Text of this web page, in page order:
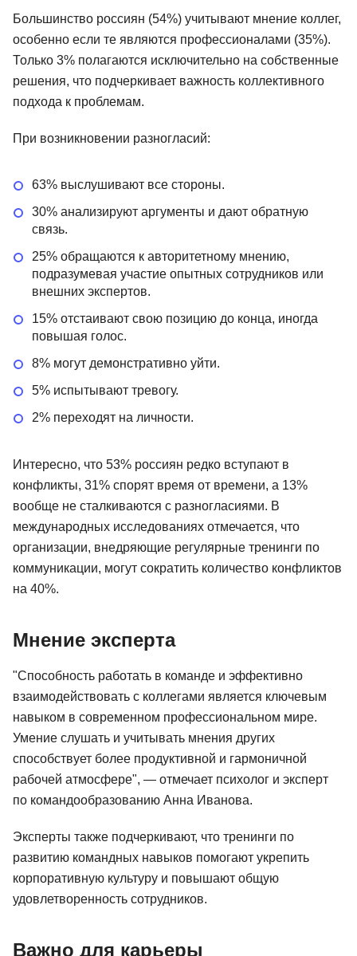
Большинство россиян (54%) учитывают мнение коллег,
особенно если те являются профессионалами (35%).
Только 3% полагаются исключительно на собственные
решения, что подчеркивает важность коллективного
подхода к проблемам.
При возникновении разногласий:
63% выслушивают все стороны.
30% анализируют аргументы и дают обратную
связь.
25% обращаются к авторитетному мнению,
подразумевая участие опытных сотрудников или
внешних экспертов.
15% отстаивают свою позицию до конца, иногда
повышая голос.
8% могут демонстративно уйти.
5% испытывают тревогу.
2% переходят на личности.
Интересно, что 53% россиян редко вступают в
конфликты, 31% спорят время от времени, а 13%
вообще не сталкиваются с разногласиями. В
международных исследованиях отмечается, что
организации, внедряющие регулярные тренинги по
коммуникации, могут сократить количество конфликтов
на 40%.
Мнение эксперта
"Способность работать в команде и эффективно
взаимодействовать с коллегами является ключевым
навыком в современном профессиональном мире.
Умение слушать и учитывать мнения других
способствует более продуктивной и гармоничной
рабочей атмосфере", — отмечает психолог и эксперт
по командообразованию Анна Иванова.
Эксперты также подчеркивают, что тренинги по
развитию командных навыков помогают укрепить
корпоративную культуру и повышают общую
удовлетворенность сотрудников.
Важно для карьеры